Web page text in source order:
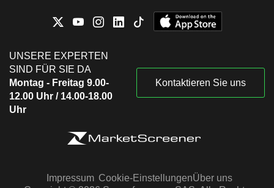
UNSERE EXPERTEN
SIND FÜR SIE DA
Montag - Freitag 9.00-
12.00 Uhr / 14.00-18.00
Uhr
Kontaktieren Sie uns
Impressum Cookie-EinstellungenÜber uns